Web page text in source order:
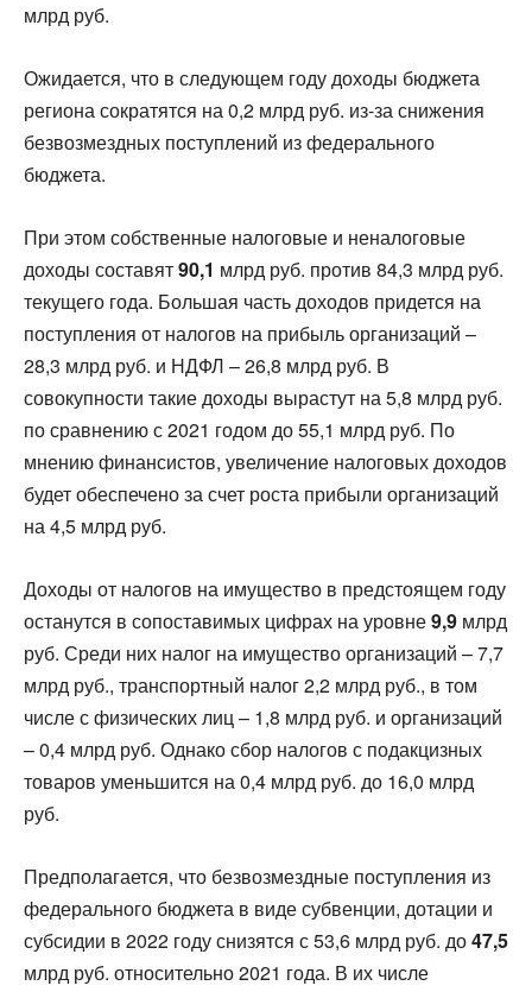
млрд руб.
Ожидается, что в следующем году доходы бюджета
региона сократятся на 0,2 млрд руб. из-за снижения
безвозмездных поступлений из федерального
бюджета.
При этом собственные налоговые и неналоговые
доходы составят90,1 млрд руб. против 84,3 млрд руб.
текущего года. Большая часть доходов придется на
поступления от налогов на прибыль организаций –
28,3 млрд руб. и НДФЛ – 26,8 млрд руб. В
совокупности такие доходы вырастут на 5,8 млрд руб.
по сравнению с 2021 годом до 55,1 млрд руб. По
мнению финансистов, увеличение налоговых доходов
будет обеспечено за счет роста прибыли организаций
на 4,5 млрд руб.
Доходы от налогов на имущество в предстоящем году
останутся в сопоставимых цифрах на уровне9,9 млрд
руб. Среди них налог на имущество организаций – 7,7
млрд руб., транспортный налог 2,2 млрд руб., в том
числе с физических лиц – 1,8 млрд руб. и организаций
– 0,4 млрд руб. Однако сбор налогов с подакцизных
товаров уменьшится на 0,4 млрд руб. до 16,0 млрд
руб.
Предполагается, что безвозмездные поступления из
федерального бюджета в виде субвенции, дотации и
субсидии в 2022 году снизятся с 53,6 млрд руб. до47,5
млрд руб. относительно 2021 года. В их числе